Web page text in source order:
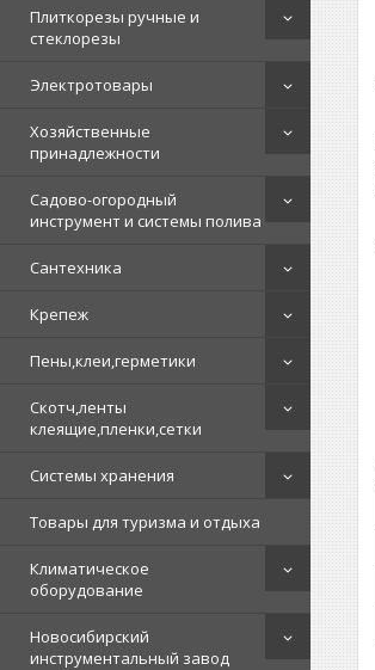
Плиткорезы ручные и
стеклорезы
Электротовары
Хозяйственные
принадлежности
Садово-огородный
инструмент и системы полива
Сантехника
Крепеж
Пены,клеи,герметики
Скотч,ленты
клеящие,пленки,сетки
Системы хранения
Товары для туризма и отдыха
Климатическое
оборудование
Новосибирский
инструментальный завод